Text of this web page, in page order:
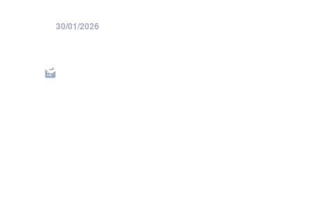
30/01/2026
exclusief product van
CLB Verzekeringen